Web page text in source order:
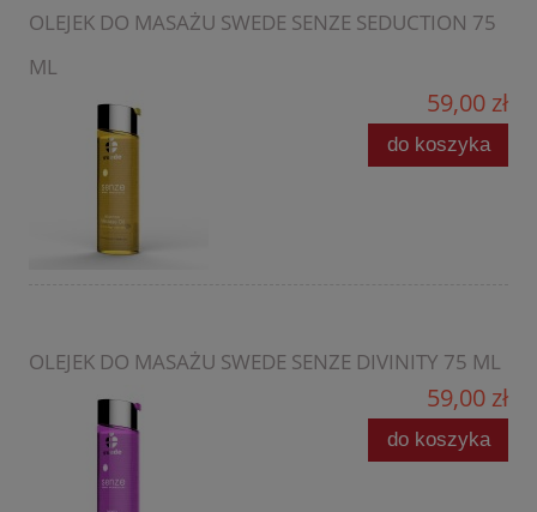
OLEJEK DO MASAŻU SWEDE SENZE SEDUCTION 75
ML
59,00 zł
do koszyka
OLEJEK DO MASAŻU SWEDE SENZE DIVINITY 75 ML
59,00 zł
do koszyka